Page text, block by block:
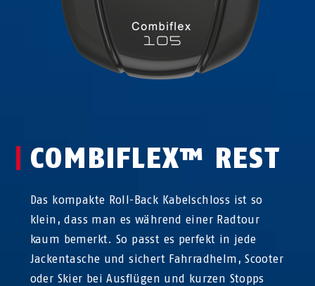
COMBIFLEX™ REST
Das kompakte Roll-Back Kabelschloss ist so
klein, dass man es während einer Radtour
kaum bemerkt. So passt es perfekt in jede
Jackentasche und sichert Fahrradhelm, Scooter
oder Skier bei Ausflügen und kurzen Stopps